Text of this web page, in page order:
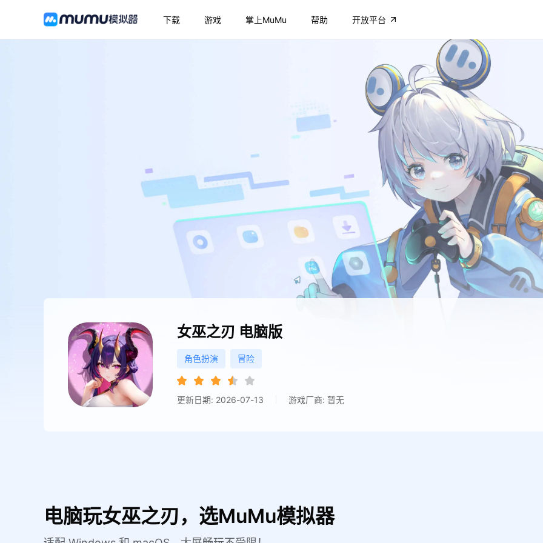
下载 游戏 掌上MuMu 帮助 开放平台
女巫之刃 电脑版
角色扮演 冒险
更新日期: 2026-07-13 游戏厂商: 暂无
电脑玩女巫之刃，选MuMu模拟器